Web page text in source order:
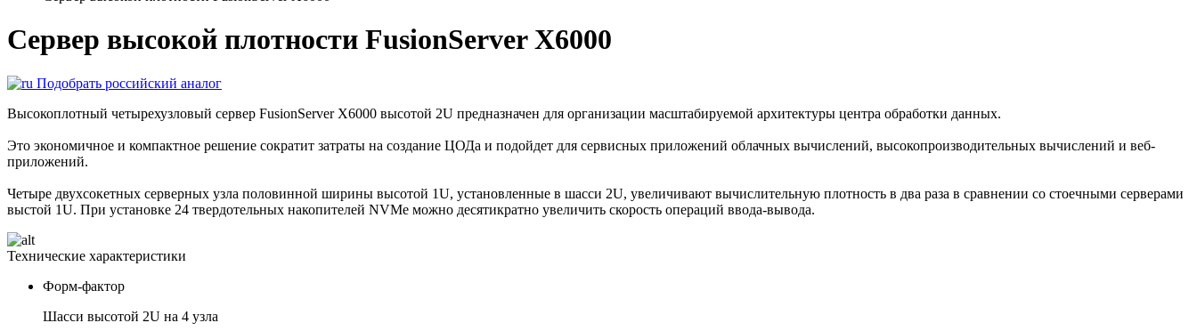
Сервер высокой плотности FusionServer X6000
Подобрать российский аналог
Высокоплотный четырехузловый сервер FusionServer X6000 высотой 2U предназначен для организации масштабируемой архитектуры центра обработки данных.
Это экономичное и компактное решение сократит затраты на создание ЦОДа и подойдет для сервисных приложений облачных вычислений, высокопроизводительных вычислений и веб-
приложений.
Четыре двухсокетных серверных узла половинной ширины высотой 1U, установленные в шасси 2U, увеличивают вычислительную плотность в два раза в сравнении со стоечными серверами
выстой 1U. При установке 24 твердотельных накопителей NVMe можно десятикратно увеличить скорость операций ввода-вывода.
Технические характеристики
Форм-фактор
Шасси высотой 2U на 4 узла